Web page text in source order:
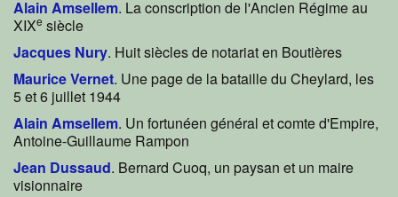
Alain Amsellem. La conscription de l'Ancien Régime au
XIXe siècle
Jacques Nury. Huit siècles de notariat en Boutières
Maurice Vernet. Une page de la bataille du Cheylard, les
5 et 6 juillet 1944
Alain Amsellem. Un fortunéen général et comte d'Empire,
Antoine-Guillaume Rampon
Jean Dussaud. Bernard Cuoq, un paysan et un maire
visionnaire